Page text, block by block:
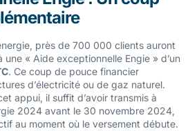
près de 700 000 clients auront
« Aide exceptionnelle Engie » d’un
. Ce coup de pouce financier
d’électricité ou de gaz naturel.
appui, il suffit d’avoir transmis à
2024 avant le 30 novembre 2024,
au moment où le versement débute.